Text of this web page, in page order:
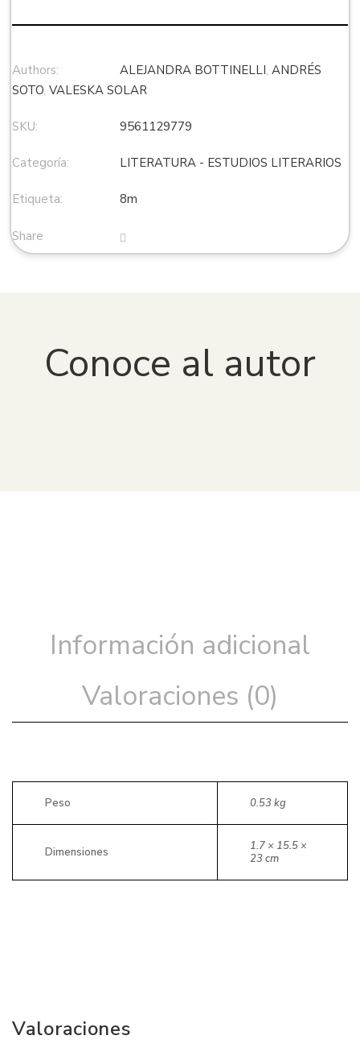
Authors: ALEJANDRA BOTTINELLI, ANDRÉS
SOTO, VALESKA SOLAR
SKU: 9561129779
Categoría: LITERATURA - ESTUDIOS LITERARIOS
Etiqueta: 8m
Share
Conoce al autor
Información adicional
Valoraciones (0)
Peso 0.53 kg
Dimensiones
1.7 × 15.5 ×
23 cm
Valoraciones